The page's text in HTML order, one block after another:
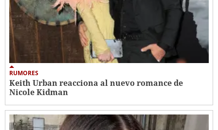
RUMORES
Keith Urban reacciona al nuevo romance de
Nicole Kidman